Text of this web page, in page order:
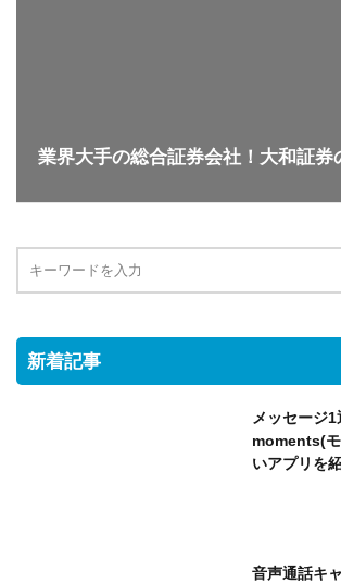
業界大手の総合証券会社！大和証券
新着記事
メッセージ1
moments(
いアプリを
音声通話キ